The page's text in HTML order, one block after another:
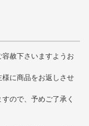
赦下さいますようお
に商品をお返しさせ
ので、予めご了承く